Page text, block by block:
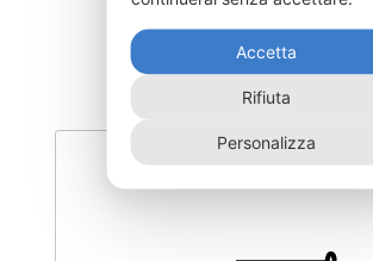
65.870,00€
Accetta
Rifiuta
Personalizza